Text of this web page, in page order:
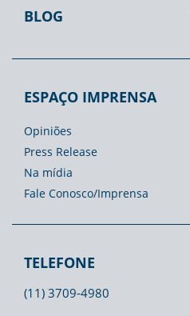
BLOG
ESPAÇO IMPRENSA
Opiniões
Press Release
Na mídia
Fale Conosco/Imprensa
TELEFONE
(11) 3709-4980